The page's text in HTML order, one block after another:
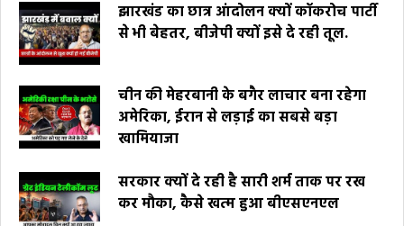
झारखंड का छात्र आंदोलन क्यों कॉकरोच पार्टी
से भी बेहतर, बीजेपी क्यों इसे दे रही तूल.
चीन की मेहरबानी के बगैर लाचार बना रहेगा
अमेरिका, ईरान से लड़ाई का सबसे बड़ा
खामियाजा
सरकार क्यों दे रही है सारी शर्म ताक पर रख
कर मौका, कैसे खत्म हुआ बीएसएनएल